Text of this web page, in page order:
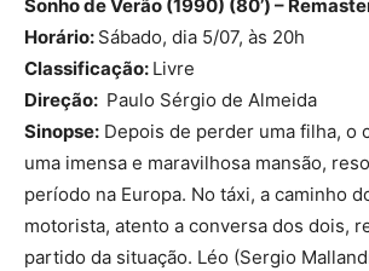
Sonho de Verão (1990) (80’) –
Horário: Sábado, dia 5/07, às 20h
Classificação: Livre
Direção: Paulo Sérgio de Almeida
Sinopse: Depois de perder uma filha, o
uma imensa e maravilhosa mansão,
período na Europa. No táxi, a caminho
motorista, atento a conversa dos dois,
partido da situação. Léo (Sergio